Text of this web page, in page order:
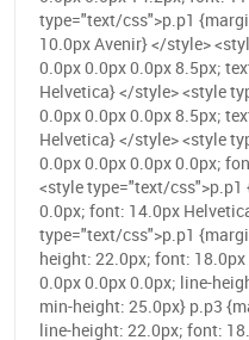
type="text/css">p.p1
10.0px Avenir} </style>
0.0px 0.0px 0.0px 8.5px;
Helvetica} </style> <style
0.0px 0.0px 0.0px 8.5px;
Helvetica} </style> <style
0.0px 0.0px 0.0px 0.0px;
<style type="text/
0.0px; font: 14.0px
type="text/css">p.p1
height: 22.0px; font:
0.0px 0.0px 0.0px; line-
min-height: 25.0px} p.p3
line-height: 22.0px; font: